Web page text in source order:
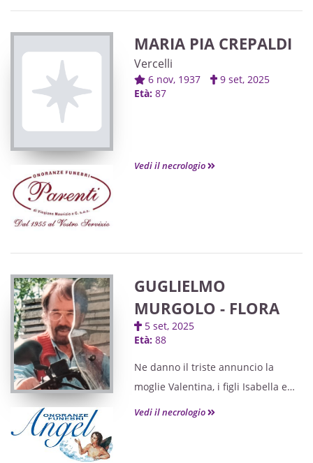
MARIA PIA CREPALDI
Vercelli
6 nov, 1937
9 set, 2025
Età: 87
Vedi il necrologio
GUGLIELMO
MURGOLO - FLORA
5 set, 2025
Età: 88
Ne danno il triste annuncio la
moglie Valentina, i figli Isabella e
Willy e parenti tutti. Lo saluteremo
Vedi il necrologio